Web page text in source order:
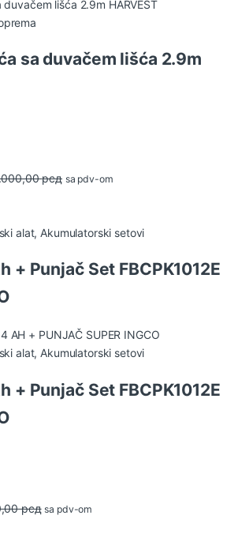
sa duvačem lišća 2.9m
рсд sa pdv-om
alat, Akumulatorski setovi
+ Punjač Set FBCPK1012E
alat, Akumulatorski setovi
+ Punjač Set FBCPK1012E
рсд sa pdv-om